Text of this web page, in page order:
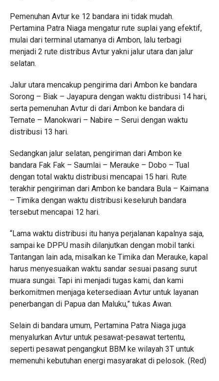
Pemenuhan Avtur ke 12 bandara ini tidak mudah.
Pertamina Patra Niaga mengatur rute suplai yang efektif,
mulai dari terminal utamanya di Ambon, lalu terbagi
menjadi 2 rute distribus Avtur yakni jalur utara dan jalur
selatan.
Jalur utara mencakup pengirima dari Ambon ke bandara
Sorong – Biak – Jayapura dengan waktu distribusi 14 hari,
serta pemenuhan Avtur di dari Ambon ke bandara di
Ternate – Manokwari – Nabire – Serui dengan waktu
distribusi 13 hari.
Sedangkan jalur selatan, pengiriman dari Ambon ke
bandara Fak Fak – Saumlai – Merauke – Dobo – Tual
dengan total waktu distribusi mencapai 15 hari. Rute
terakhir pengiriman dari Ambon ke bandara Bula – Kaimana
– Timika dengan waktu distribusi keseluruh bandara
tersebut mencapai 12 hari.
“Lama waktu distribusi itu hanya perjalanan kapalnya saja,
sampai ke DPPU masih dilanjutkan dengan mobil tanki.
Tantangan lain ada, misalkan ke Timika dan Merauke, kapal
harus menyesuaikan waktu sandar sesuai pasang surut
muara sungai. Tapi ini menjadi tugas kami, dan kami
berkomitmen menjaga ketersediaan Avtur untuk layanan
penerbangan di Papua dan Maluku,” tukas Awan.
Selain di bandara umum, Pertamina Patra Niaga juga
menyalurkan Avtur untuk pesawat-pesawat tertentu,
seperti pesawat pengangkut BBM ke wilayah 3T untuk
memenuhi kebutuhan energi masyarakat di pelosok. (Red)